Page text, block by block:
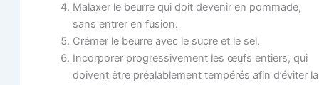
Malaxer le beurre qui doit deve­nir en pom­made,
sans entrer en fusion.
Cré­mer le beurre avec le sucre et le sel.
Incor­po­rer pro­gres­si­ve­ment les œufs entiers, qui
doivent être préa­la­ble­ment tem­pé­rés afin d’éviter la